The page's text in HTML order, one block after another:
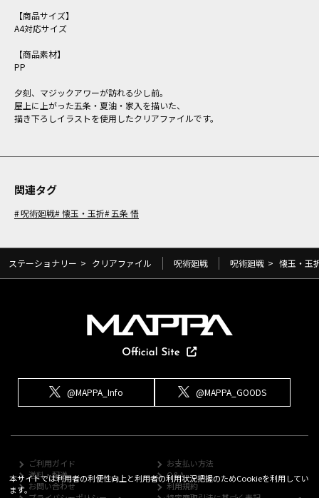
【商品サイズ】
A4対応サイズ
【商品素材】
PP
夕刻、マジックアワーが訪れる少し前。
屋上に上がった五条・夏油・家入を描いた、
描き下ろしイラストを使用したクリアファイルです。
関連タグ
呪術廻戦 懐玉・玉折 五条 悟
ステーショナリー > クリアファイル 呪術廻戦 呪術廻戦 > 懐玉・玉
@MAPPA_Info @MAPPA_GOODS
ご利用ガイド
お支払い方法
送料・配送
Q&A
お問い合わせ
利用規約
本サイトでは利用者の利便性向上と利用者の利用状況把握のためCookieを利用してい
ます。